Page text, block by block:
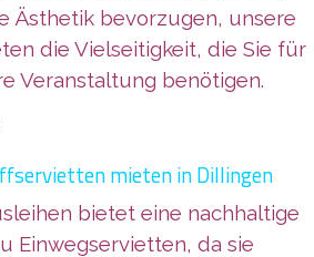
Ästhetik bevorzugen, unsere
die Vielseitigkeit, die Sie für
Veranstaltung benötigen.
mieten in Dillingen
bietet eine nachhaltige
Einwegservietten, da sie